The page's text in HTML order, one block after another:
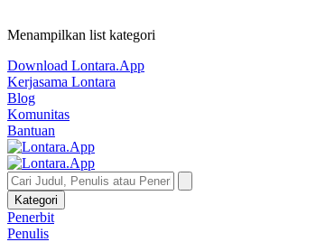
Menampilkan list kategori
Download Lontara.App
Kerjasama Lontara
Blog
Komunitas
Bantuan
Kategori
Penerbit
Penulis